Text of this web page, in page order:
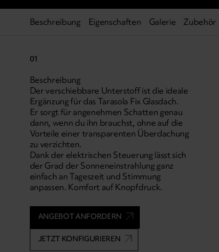
Beschreibung Eigenschaften Galerie Zubehör
01
Beschreibung
Der verschiebbare Unterstoff ist die ideale
Ergänzung für das Tarasola Fix Glasdach.
Er sorgt für angenehmen Schatten genau
dann, wenn du ihn brauchst, ohne auf die
Vorteile einer transparenten Überdachung
zu verzichten.
Dank der elektrischen Steuerung lässt sich
der Grad der Sonneneinstrahlung ganz
einfach an Tageszeit und Stimmung
anpassen. Komfort auf Knopfdruck.
ANGEBOT ANFORDERN
JETZT KONFIGURIEREN